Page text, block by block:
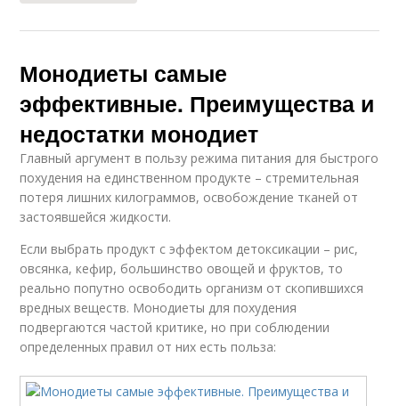
Монодиеты самые
эффективные. Преимущества и
недостатки монодиет
Главный аргумент в пользу режима питания для быстрого
похудения на единственном продукте – стремительная
потеря лишних килограммов, освобождение тканей от
застоявшейся жидкости.
Если выбрать продукт с эффектом детоксикации – рис,
овсянка, кефир, большинство овощей и фруктов, то
реально попутно освободить организм от скопившихся
вредных веществ. Монодиеты для похудения
подвергаются частой критике, но при соблюдении
определенных правил от них есть польза: